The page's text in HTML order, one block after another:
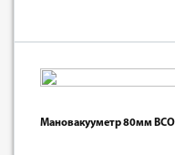
Мановакууметр 80мм